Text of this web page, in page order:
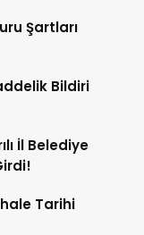
Şartları
Bildiri
İl Belediye
Tarihi